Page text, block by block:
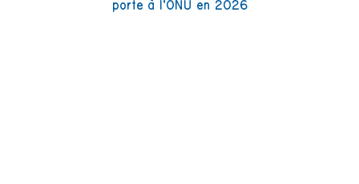
porte à l’ONU en 2026